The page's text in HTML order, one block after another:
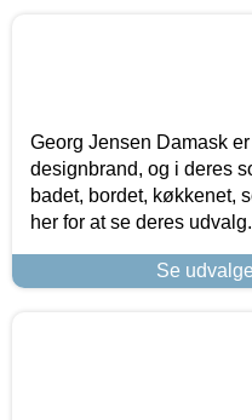
Georg Jensen Damask
designbrand, og i deres
badet, bordet, køkkenet,
her for at se deres udvalg.
Se